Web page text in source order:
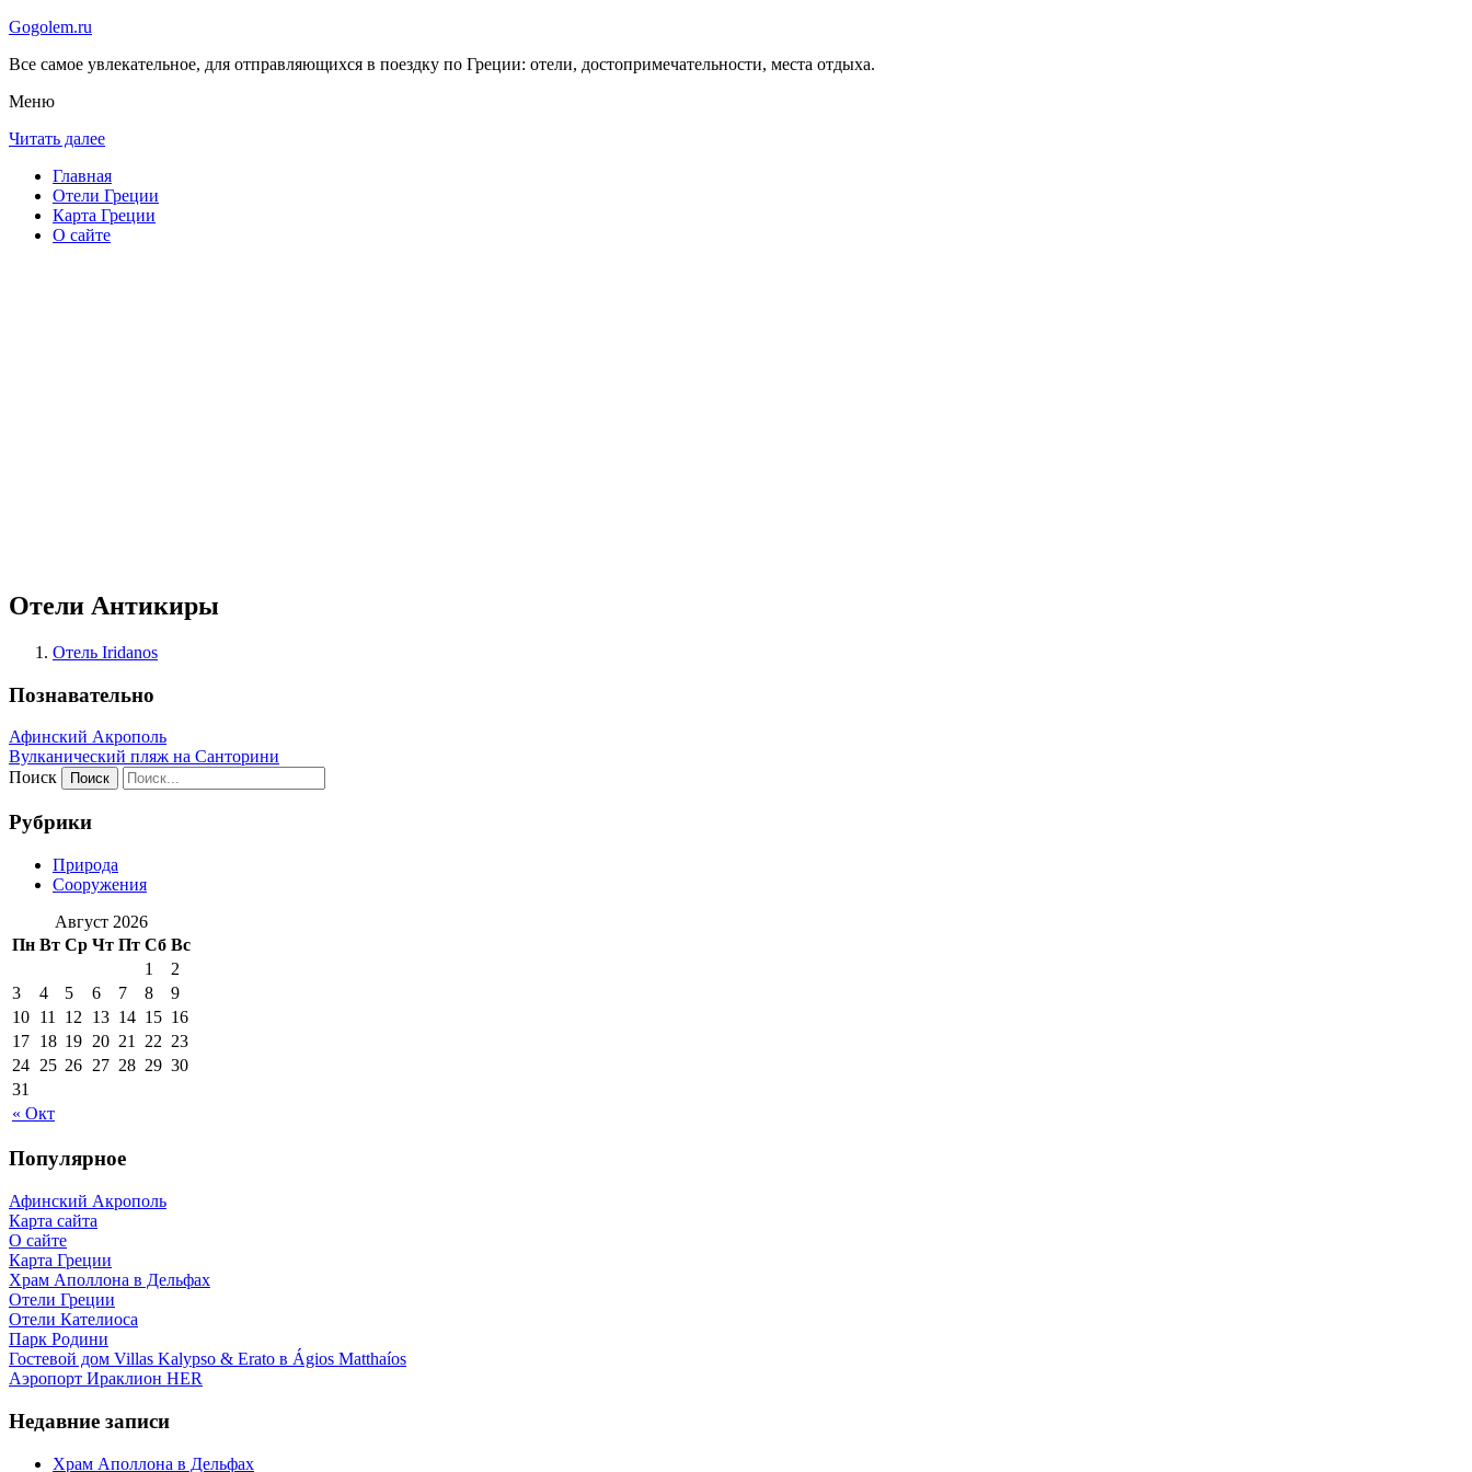
Gogolem.ru
Все самое увлекательное, для отправляющихся в поездку по Греции: отели, достопримечательности, места отдыха.
Меню
Читать далее
Главная
Отели Греции
Карта Греции
О сайте
Отели Антикиры
Отель Iridanos
Познавательно
Афинский Акрополь
Вулканический пляж на Санторини
Поиск
Рубрики
Природа
Сооружения
Август 2026
Пн Вт Ср Чт Пт Сб Вс
« Окт
1
2
3
4 5 6 7 8
9
10 11 12 13 14 15 16
17 18 19 20 21 22 23
24 25 26 27 28 29 30
31
Популярное
Афинский Акрополь
Карта сайта
О сайте
Карта Греции
Храм Аполлона в Дельфах
Отели Греции
Отели Кателиоса
Парк Родини
Гостевой дом Villas Kalypso & Erato в Ágios Matthaíos
Аэропорт Ираклион HER
Недавние записи
Храм Аполлона в Дельфах